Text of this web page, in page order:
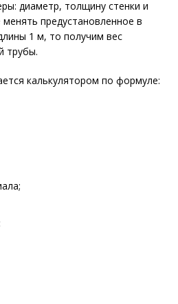
диаметр, толщину стенки и
предустановленное в
1 м, то получим вес
трубы.
калькулятором по формуле: